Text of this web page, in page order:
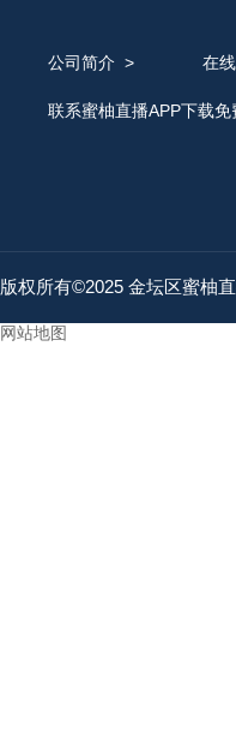
公司简介 > 在
联系蜜柚直播APP下载免
版权所有©2025 金坛区蜜柚
网站地图